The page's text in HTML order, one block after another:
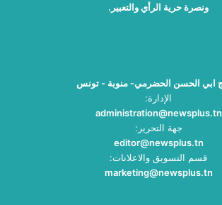
ونصرة حرية الرأي والتعبير.
الإدارة:
administration@newsplus.tn
جهة التحرير:
editor@newsplus.tn
قسم التسويق والاعلانات:
marketing@newsplus.tn